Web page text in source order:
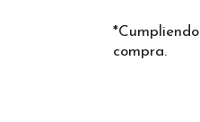
*Cumpliendo
compra.